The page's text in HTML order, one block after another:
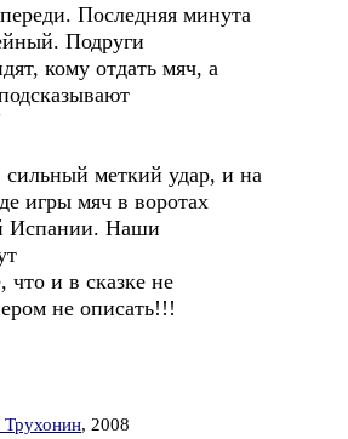
Последняя минута
Подруги
кому отдать мяч, а
меткий удар, и на
игры мяч в воротах
Испании. Наши
что и в сказке не
не описать!!!
Трухонин, 2008